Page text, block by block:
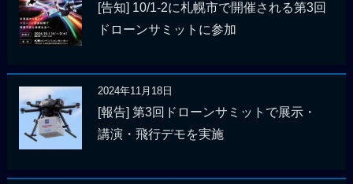
[告知] 10/1-2に札幌市で開催される第3回
ドローンサミットに参加
2024年11月18日
[報告] 第3回ドローンサミットで展示・
講演・飛行デモを実施